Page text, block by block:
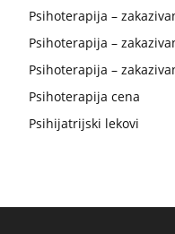
Psihoterapija –
Psihoterapija –
Psihoterapija –
Psihoterapija cena
Psihijatrijski lekovi